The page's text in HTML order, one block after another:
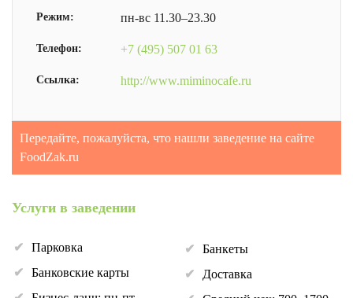
Режим: пн-вс 11.30–23.30
Телефон: +7 (495) 507 01 63
Ссылка: http://www.miminocafe.ru
Передайте, пожалуйста, что нашли заведение на сайте
FoodZak.ru
Услуги в заведении
Парковка
Банковские карты
Банкеты
Доставка